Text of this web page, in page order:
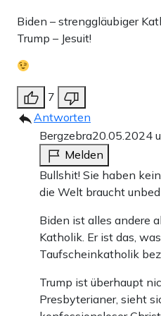
nämlich als eine
Auch Debatten lediglich
werden wohl viel zu bieten
2020 im Chaos enden. Trotz
beide Kontrahenten hier die
Rest der Kampagne
Zu den Kommentaren (10)
Einmalig
Biden – strenggläubiger
Trump – Jesuit!
7
Antworten
Bergzebra20.05.2024
Melden
Bullshit! Sie haben
die Welt braucht
Biden ist alles andere
Katholik. Er ist das,
Taufscheinkatholik
Trump ist überhaupt
Presbyterianer, sieht